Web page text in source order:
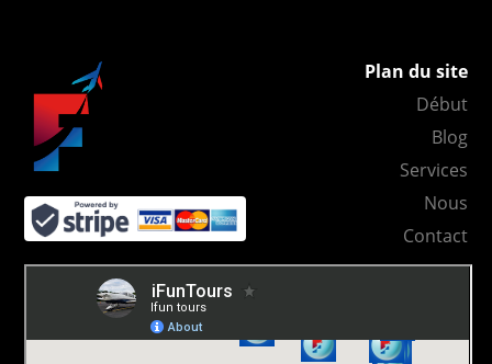
Plan du site
Début
Blog
Services
Nous
Contact